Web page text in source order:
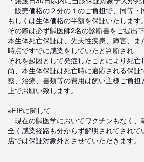
販売価格の２分の１のご負担で、同等・
もしくは生体価格の半額を保証いたします。
その際は必ず獣医師2名の診断書をご提出下
本生体死亡保証は、先天性疾患、障害、ま
時点ですでに感染をしていたと判断され
それを起因として発症したことにより死亡
尚、本生体保証は死亡時に適応される保証
察、治療、書類等の費用は飼い主様ご負担
上でお願い致します。
※FIPに関して
現在の獣医学においてワクチンもなく、
全く感染経路も分からず解明されてされて
店では保証対象外とさせていただきます。